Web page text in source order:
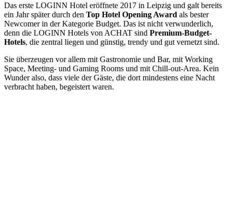
Das erste LOGINN Hotel eröffnete 2017 in Leipzig und galt bereits
ein Jahr später durch den Top Hotel Opening Award als bester
Newcomer in der Kategorie Budget. Das ist nicht verwunderlich,
denn die LOGINN Hotels von ACHAT sind Premium-Budget-
Hotels, die zentral liegen und günstig, trendy und gut vernetzt sind.
Sie überzeugen vor allem mit Gastronomie und Bar, mit Working
Space, Meeting- und Gaming Rooms und mit Chill-out-Area. Kein
Wunder also, dass viele der Gäste, die dort mindestens eine Nacht
verbracht haben, begeistert waren.